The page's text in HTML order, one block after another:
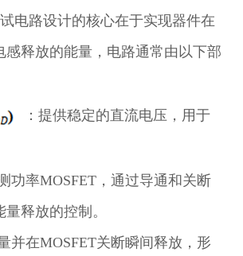
电路设计的核心在于实现器件在
感释放的能量，电路通常由以下部
：提供稳定的直流电压，用于
功率MOSFET，通过导通和关断
释放的控制。
并在MOSFET关断瞬间释放，形